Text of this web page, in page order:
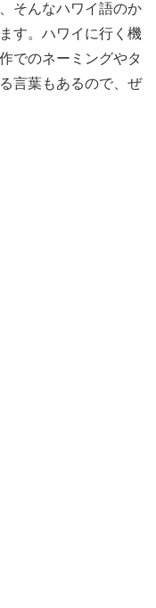
そんなハワイ語のか
す。ハワイに行く機
でのネーミングやタ
言葉もあるので、ぜ